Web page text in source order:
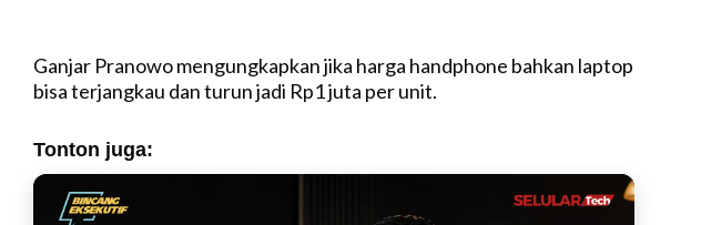
Ganjar Pranowo mengungkapkan jika harga handphone bahkan laptop
bisa terjangkau dan turun jadi Rp1 juta per unit.
Tonton juga: